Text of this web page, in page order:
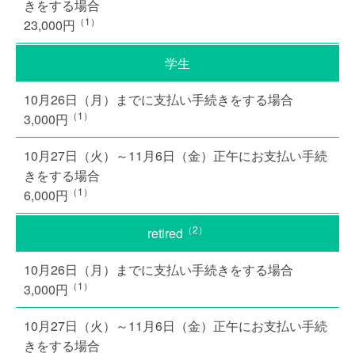
23,000円 （1）
学生
3,000円 （1）
6,000円 （1）
retired （2）
3,000円 （1）